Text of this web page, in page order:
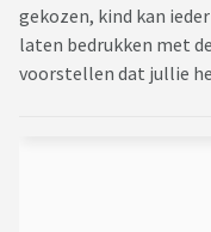
gekozen, kind kan
laten bedrukken met
voorstellen dat jullie